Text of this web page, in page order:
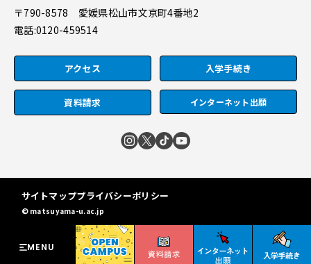
MENU
〒790-8578 愛媛県松山市文京町4番地2
電話:0120-459514
アクセス 入学手続き
資料請求 インターネット出願
サイトマッププライバシーポリシー
© matsuyama-u.ac.jp